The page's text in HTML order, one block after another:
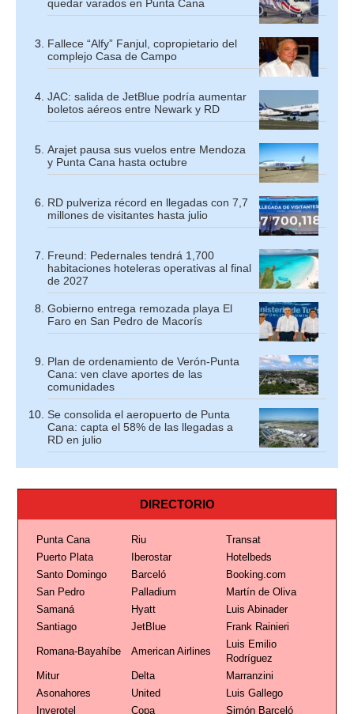
quedar varados en Punta Cana
Fallece “Alfy” Fanjul, copropietario del
complejo Casa de Campo
JAC: salida de JetBlue podría aumentar
boletos aéreos entre Newark y RD
Arajet pausa sus vuelos entre Mendoza
y Punta Cana hasta octubre
RD pulveriza récord en llegadas con 7,7
millones de visitantes hasta julio
Freund: Pedernales tendrá 1,700
habitaciones hoteleras operativas al final
de 2027
Gobierno entrega remozada playa El
Faro en San Pedro de Macorís
Plan de ordenamiento de Verón-Punta
Cana: ven clave aportes de las
comunidades
Se consolida el aeropuerto de Punta
Cana: capta el 58% de las llegadas a
RD en julio
DIRECTORIO
Punta Cana Riu
Transat
Puerto Plata
Iberostar
Hotelbeds
Santo Domingo
Barceló
Booking.com
San Pedro
Palladium
Martín de Oliva
Samaná
Hyatt
Luis Abinader
Santiago
JetBlue Frank Rainieri
Romana-Bayahíbe American Airlines
Luis Emilio
Rodríguez
Mitur
Delta
Marranzini
Asonahores
United
Luis Gallego
Inverotel
Copa Simón Barceló